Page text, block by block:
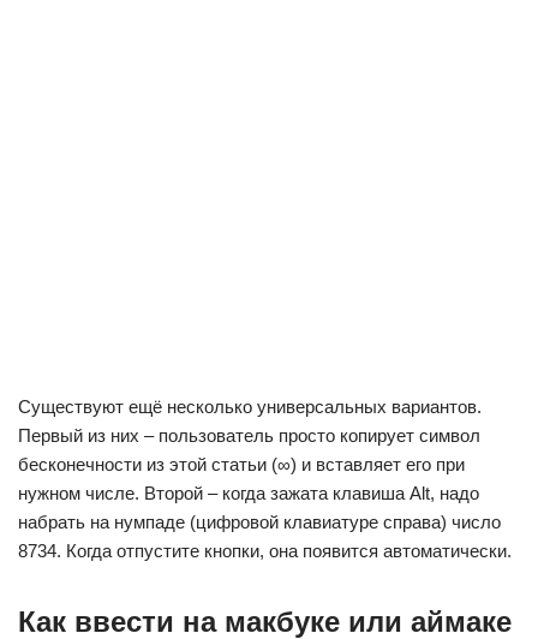
Существуют ещё несколько универсальных вариантов.
Первый из них – пользователь просто копирует символ
бесконечности из этой статьи (∞) и вставляет его при
нужном числе. Второй – когда зажата клавиша Alt, надо
набрать на нумпаде (цифровой клавиатуре справа) число
8734. Когда отпустите кнопки, она появится автоматически.
Как ввести на макбуке или аймаке